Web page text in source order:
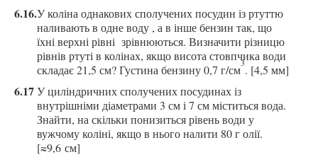
6.16.У коліна однакових сполучених посудин із ртуттю
наливають в одне воду , а в інше бензин так, що
їхні верхні рівні зрівнюються. Визначити різницю
рівнів ртуті в колінах, якщо висота стовпчика води
складає 21,5 см? Густина бензину 0,7 г/см
3
. [4,5 мм]
6.17У циліндричних сполучених посудинах із
внутрішніми діаметрами 3 см і 7 см міститься вода.
Знайти, на скільки понизиться рівень води у
вужчому коліні, якщо в нього налити 80 г олії.
[≈9,6 см]